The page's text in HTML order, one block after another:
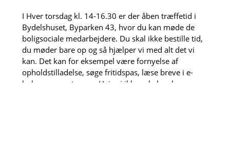
I Hver torsdag kl. 14-16.30 er der åben træffetid i
Bydelshuset, Byparken 43, hvor du kan møde de
boligsociale medarbejdere. Du skal ikke bestille tid,
du møder bare op og så hjælper vi med alt det vi
kan. Det kan for eksempel være fornyelse af
opholdstilladelse, søge fritidspas, læse breve i e-
boks og meget mere. Hvis vi ikke selv kan løse